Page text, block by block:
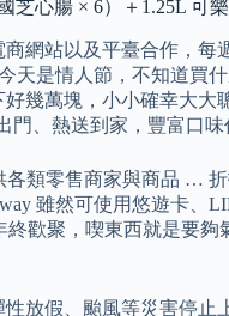
心腸 × 6）＋1.25L 可樂
網站以及平臺合作，每
天是情人節，不知道買
幾萬塊，小小確幸大大
、熱送到家，豐富口味
類零售商家與商品 …
雖然可使用悠遊卡、
歡聚，喫東西就是要
放假、颱風等災害停止